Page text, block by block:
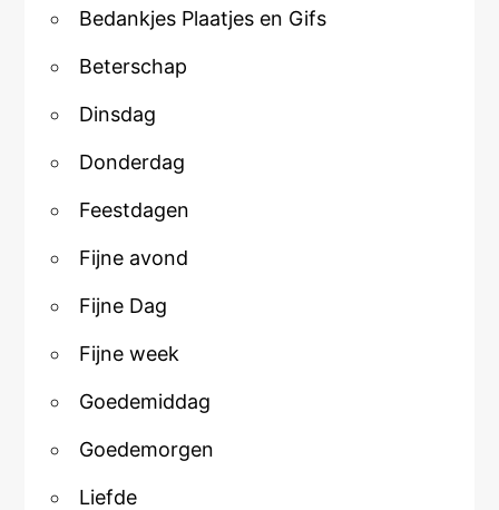
Bedankjes Plaatjes en Gifs
Beterschap
Dinsdag
Donderdag
Feestdagen
Fijne avond
Fijne Dag
Fijne week
Goedemiddag
Goedemorgen
Liefde